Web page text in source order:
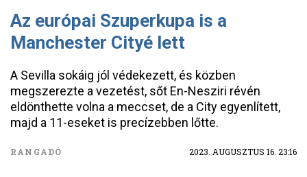
Az európai Szuperkupa is a
Manchester Cityé lett
A Sevilla sokáig jól védekezett, és közben
megszerezte a vezetést, sőt En-Nesziri révén
eldönthette volna a meccset, de a City egyenlített,
majd a 11-eseket is precízebben lőtte.
RANGADÓ 2023. AUGUSZTUS 16. 23:16